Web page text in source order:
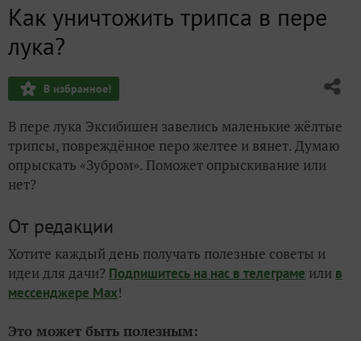
Как уничтожить трипса в пере
лука?
В избранное!
В пере лука Эксибишен завелись маленькие жёлтые
трипсы, повреждённое перо желтее и вянет. Думаю
опрыскать «Зубром». Поможет опрыскивание или
нет?
От редакции
Хотите каждый день получать полезные советы и
идеи для дачи? Подпишитесь на нас в телеграме или в
мессенджере Max!
Это может быть полезным: